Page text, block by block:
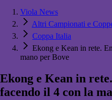
Viola News
Altri Campionati e
Coppa Italia
Ekong e Kean in rete.
mano per Bove
Ekong e Kean in
facendo il 4 con la